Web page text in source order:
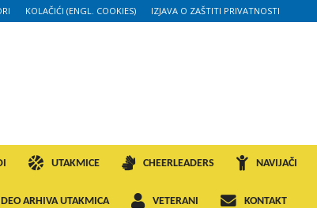
KOLAČIĆI (ENGL. COOKIES) IZJAVA O ZAŠTITI PRIVATNOSTI
UTAKMICE CHEERLEADERS NAVIJAČI
ARHIVA UTAKMICA VETERANI KONTAKT